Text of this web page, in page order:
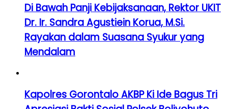
Di Bawah Panji Kebijaksanaan, Rektor UKIT
Dr. Ir. Sandra Agustiein Korua, M.Si.
Rayakan dalam Suasana Syukur yang
Mendalam
Kapolres Gorontalo AKBP Ki Ide Bagus Tri